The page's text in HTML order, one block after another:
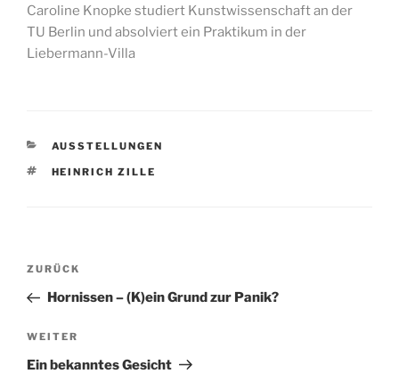
Caroline Knopke studiert Kunstwissenschaft an der
TU Berlin und absolviert ein Praktikum in der
Liebermann-Villa
KATEGORIEN
AUSSTELLUNGEN
SCHLAGWÖRTER
HEINRICH ZILLE
Beitragsnavigation
Vorheriger
Beitrag
ZURÜCK
Hornissen – (K)ein Grund zur Panik?
Nächster
Beitrag
WEITER
Ein bekanntes Gesicht